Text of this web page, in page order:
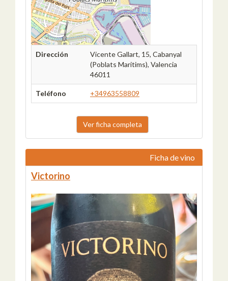
Dirección
Vicente Gallart, 15, Cabanyal
(Poblats Maritims), Valencia
46011
Teléfono +34963558809
Ver ficha completa
Ficha de vino
Victorino